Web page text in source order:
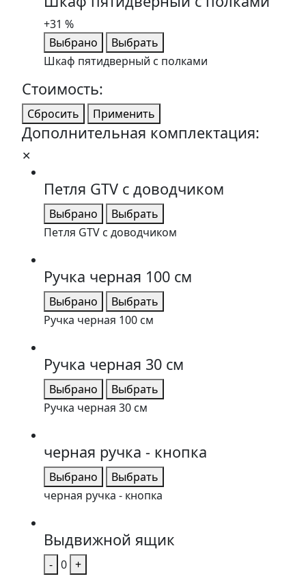
+31 %
Выбрано
Выбрать
Шкаф пятидверный с полками
Стоимость:
Сбросить Применить
Дополнительная комплектация:
✕
Петля GTV с доводчиком
Выбрано
Выбрать
Петля GTV с доводчиком
Ручка черная 100 см
Выбрано
Выбрать
Ручка черная 100 см
Ручка черная 30 см
Выбрано
Выбрать
Ручка черная 30 см
черная ручка - кнопка
Выбрано
Выбрать
черная ручка - кнопка
Выдвижной ящик
- 0 +